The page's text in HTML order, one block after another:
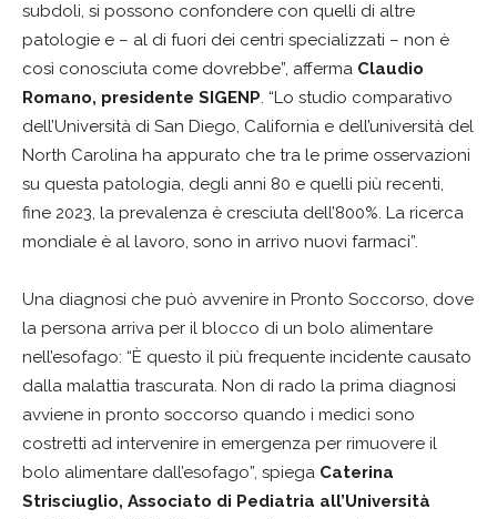
subdoli, si possono confondere con quelli di altre
patologie e – al di fuori dei centri specializzati – non è
così conosciuta come dovrebbe”, afferma Claudio
Romano, presidente SIGENP. “Lo studio comparativo
dell’Università di San Diego, California e dell’università del
North Carolina ha appurato che tra le prime osservazioni
su questa patologia, degli anni 80 e quelli più recenti,
fine 2023, la prevalenza è cresciuta dell’800%. La ricerca
mondiale è al lavoro, sono in arrivo nuovi farmaci”.
Una diagnosi che può avvenire in Pronto Soccorso, dove
la persona arriva per il blocco di un bolo alimentare
nell’esofago: “È questo il più frequente incidente causato
dalla malattia trascurata. Non di rado la prima diagnosi
avviene in pronto soccorso quando i medici sono
costretti ad intervenire in emergenza per rimuovere il
bolo alimentare dall’esofago”, spiega Caterina
Strisciuglio, Associato di Pediatria all’Università